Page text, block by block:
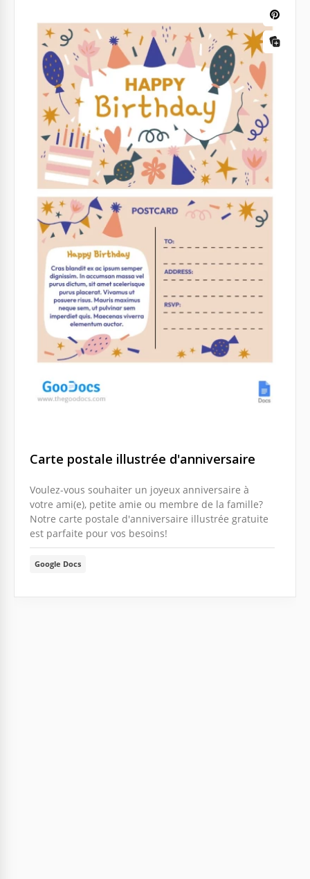
Carte postale illustrée d'anniversaire
Voulez-vous souhaiter un joyeux anniversaire à
votre ami(e), petite amie ou membre de la famille?
Notre carte postale d'anniversaire illustrée gratuite
est parfaite pour vos besoins!
Google Docs